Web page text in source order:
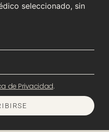
seleccionado, sin
de Privacidad.